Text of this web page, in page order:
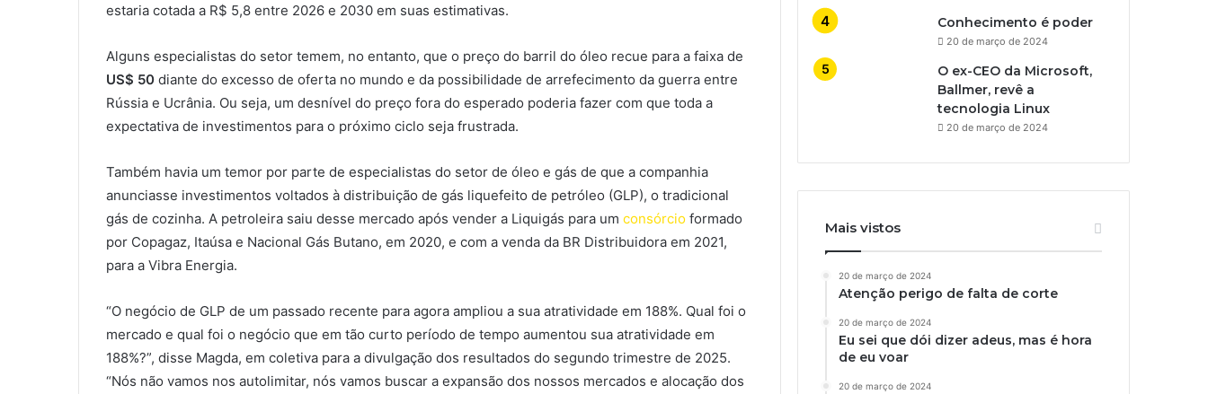
estaria cotada a R$ 5,8 entre 2026 e 2030 em suas estimativas.
Alguns especialistas do setor temem, no entanto, que o preço do barril do óleo recue para a faixa de
US$ 50 diante do excesso de oferta no mundo e da possibilidade de arrefecimento da guerra entre
Rússia e Ucrânia. Ou seja, um desnível do preço fora do esperado poderia fazer com que toda a
expectativa de investimentos para o próximo ciclo seja frustrada.
Também havia um temor por parte de especialistas do setor de óleo e gás de que a companhia
anunciasse investimentos voltados à distribuição de gás liquefeito de petróleo (GLP), o tradicional
gás de cozinha. A petroleira saiu desse mercado após vender a Liquigás para um consórcio formado
por Copagaz, Itaúsa e Nacional Gás Butano, em 2020, e com a venda da BR Distribuidora em 2021,
para a Vibra Energia.
“O negócio de GLP de um passado recente para agora ampliou a sua atratividade em 188%. Qual foi o
mercado e qual foi o negócio que em tão curto período de tempo aumentou sua atratividade em
188%?”, disse Magda, em coletiva para a divulgação dos resultados do segundo trimestre de 2025.
“Nós não vamos nos autolimitar, nós vamos buscar a expansão dos nossos mercados e alocação dos
Conhecimento é poder
20 de março de 2024
O ex-CEO da Microsoft,
Ballmer, revê a
tecnologia Linux
20 de março de 2024
Mais vistos
20 de março de 2024
Atenção perigo de falta de corte
20 de março de 2024
Eu sei que dói dizer adeus, mas é hora
de eu voar
20 de março de 2024